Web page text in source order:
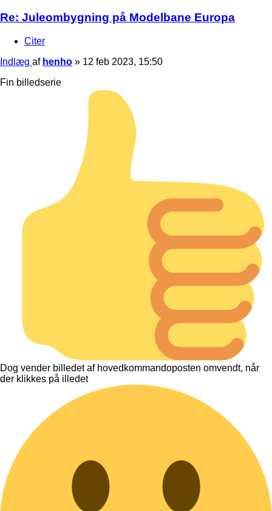
Re: Juleombygning på Modelbane Europa
Citer
Indlæg af henho » 12 feb 2023, 15:50
Fin billedserie
Dog vender billedet af hovedkommandoposten omvendt, når
der klikkes på illedet